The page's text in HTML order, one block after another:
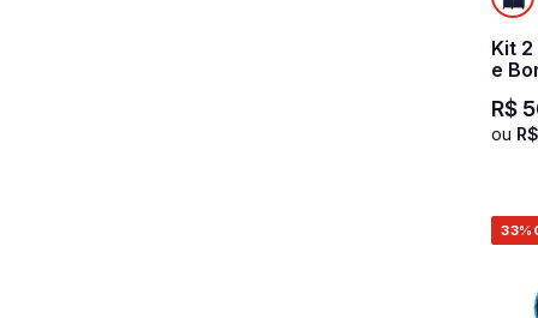
Kit 2
e
R$
ou R$
33%